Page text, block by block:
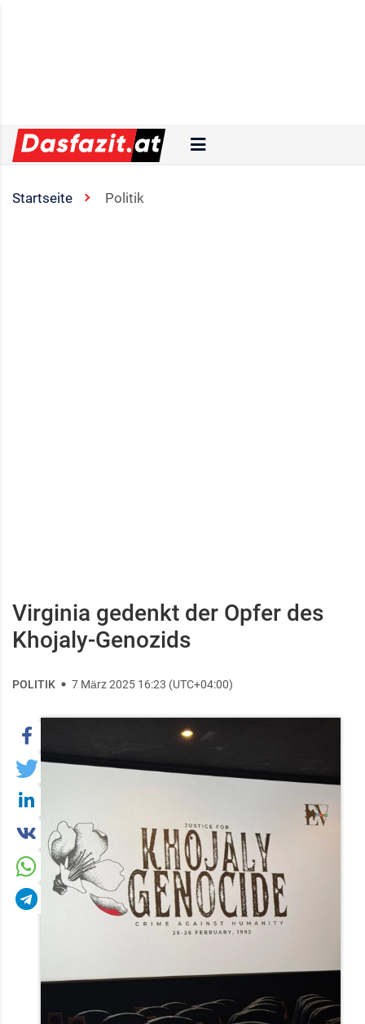
Startseite Politik
Virginia gedenkt der Opfer des
Khojaly-Genozids
POLITIK 7 März 2025 16:23 (UTC+04:00)